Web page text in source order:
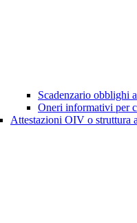
Scadenzario obblighi
Oneri informativi per
Attestazioni OIV o struttura